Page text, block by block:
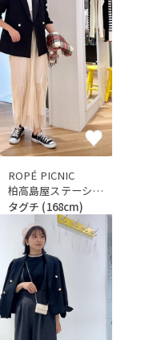
ROPÉ PICNIC
柏高島屋ステーションモール
タグチ (168cm)